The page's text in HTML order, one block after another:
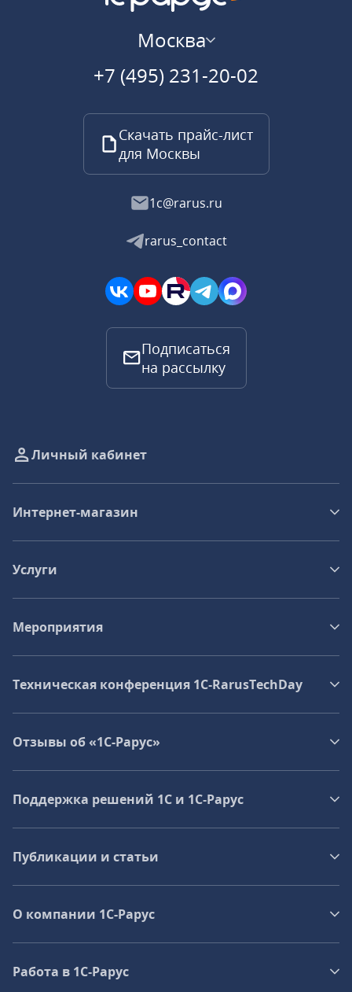
Москва
+7 (495) 231-20-02
Скачать прайс-лист
для Москвы
1c@rarus.ru
rarus_contact
Подписаться
на рассылку
Личный кабинет
Интернет-магазин
Услуги
Мероприятия
Техническая конференция 1C‑RarusTechDay
Отзывы об «1С-Рарус»
Поддержка решений 1С и 1С‑Рарус
Публикации и статьи
О компании 1C-Рарус
Работа в 1С‑Рарус